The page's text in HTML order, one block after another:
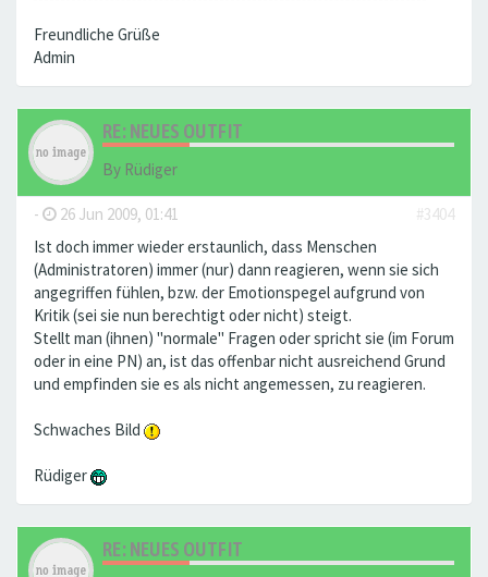
Freundliche Grüße
Admin
RE: NEUES OUTFIT
By Rüdiger
- 26 Jun 2009, 01:41
#3404
Ist doch immer wieder erstaunlich, dass Menschen
(Administratoren) immer (nur) dann reagieren, wenn sie sich
angegriffen fühlen, bzw. der Emotionspegel aufgrund von
Kritik (sei sie nun berechtigt oder nicht) steigt.
Stellt man (ihnen) "normale" Fragen oder spricht sie (im Forum
oder in eine PN) an, ist das offenbar nicht ausreichend Grund
und empfinden sie es als nicht angemessen, zu reagieren.
Schwaches Bild
Rüdiger
RE: NEUES OUTFIT